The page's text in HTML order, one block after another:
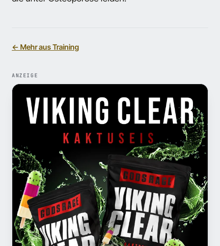
← Mehr aus Training
ANZEIGE